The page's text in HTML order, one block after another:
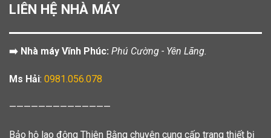
LIÊN HỆ NHÀ MÁY
➡️ Nhà máy Vĩnh Phúc: Phú Cường - Yên Lãng.
Ms Hải: 0981.056.078
——————————————
Bảo hộ lao động Thiên Bằng chuyên cung cấp trang thiết bị